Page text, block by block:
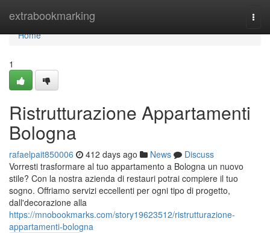
extrabookmarking
Home
Home
1
Ristrutturazione Appartamenti
Bologna
rafaelpait850006 412 days ago News
Discuss
Vorresti trasformare al tuo appartamento a Bologna un nuovo
stile? Con la nostra azienda di restauri potrai compiere il tuo
sogno. Offriamo servizi eccellenti per ogni tipo di progetto,
dall'decorazione alla
https://mnobookmarks.com/story19623512/ristrutturazione-
appartamenti-bologna